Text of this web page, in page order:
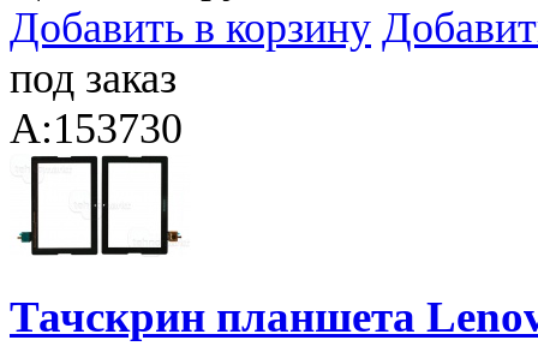
Добавить в корзину
под заказ
A:153730
Тачскрин планшета